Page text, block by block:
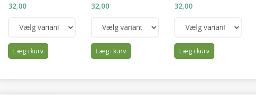
32,00
Læg i kurv
32,00
Læg i kurv
32,00
Læg i kurv